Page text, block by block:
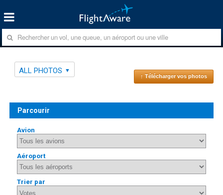
ALL PHOTOS
↑ Télécharger vos photos
Parcourir
Avion
Aéroport
Trier par